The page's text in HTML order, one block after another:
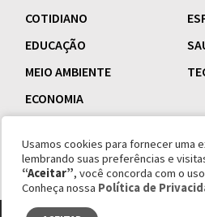
COTIDIANO
EDUCAÇÃO
MEIO AMBIENTE
ECONOMIA
Usamos cookies para fornecer uma
lembrando suas preferências e
“Aceitar”, você concorda com o
Conheça nossa Política de